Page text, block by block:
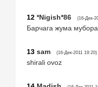
12 *Nigish*86 (16-Дек-
Барчага жума
13 sam (16-Дек-2011 19:20)
shirali ovoz